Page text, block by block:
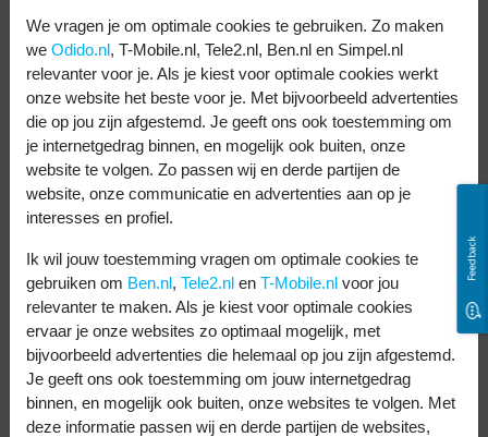
apparaten bieden een afstandsbediening en
de mogelijkheid om apps te installeren, wat
het anders maakt dan Chromecast of Apple
TV. Zo kijk je ook via wifi tv.
Extra voordeel met
klantvoordeel van Ben
Heb je een mobiel abonnement bij mij?
Combineer je Ben abonnement met
Internet voor thuis van Odido. Zo profiteer
je elke maand van Klantvoordeel. Extra
voordelig, dus extra fijn!
Feedback
We vragen je om optimale cookies te gebruiken. Zo maken
we Odido.nl, T-Mobile.nl, Tele2.nl, Ben.nl en Simpel.nl
relevanter voor je. Als je kiest voor optimale cookies werkt
onze website het beste voor je. Met bijvoorbeeld advertenties
die op jou zijn afgestemd. Je geeft ons ook toestemming om
je internetgedrag binnen, en mogelijk ook buiten, onze
website te volgen. Zo passen wij en derde partijen de
website, onze communicatie en advertenties aan op je
interesses en profiel.
Ik wil jouw toestemming vragen om optimale cookies te
gebruiken om Ben.nl, Tele2.nl en T-Mobile.nl voor jou
relevanter te maken. Als je kiest voor optimale cookies
ervaar je onze websites zo optimaal mogelijk, met
bijvoorbeeld advertenties die helemaal op jou zijn afgestemd.
Je geeft ons ook toestemming om jouw internetgedrag
binnen, en mogelijk ook buiten, onze websites te volgen. Met
deze informatie passen wij en derde partijen de websites,